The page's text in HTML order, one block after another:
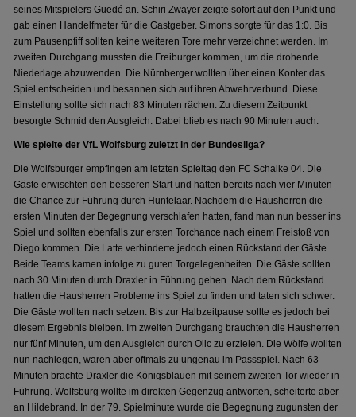
seines Mitspielers Guedé an. Schiri Zwayer zeigte sofort auf den Punkt und
gab einen Handelfmeter für die Gastgeber. Simons sorgte für das 1:0. Bis
zum Pausenpfiff sollten keine weiteren Tore mehr verzeichnet werden. Im
zweiten Durchgang mussten die Freiburger kommen, um die drohende
Niederlage abzuwenden. Die Nürnberger wollten über einen Konter das
Spiel entscheiden und besannen sich auf ihren Abwehrverbund. Diese
Einstellung sollte sich nach 83 Minuten rächen. Zu diesem Zeitpunkt
besorgte Schmid den Ausgleich. Dabei blieb es nach 90 Minuten auch.
Wie spielte der VfL Wolfsburg zuletzt in der Bundesliga?
Die Wolfsburger empfingen am letzten Spieltag den FC Schalke 04. Die
Gäste erwischten den besseren Start und hatten bereits nach vier Minuten
die Chance zur Führung durch Huntelaar. Nachdem die Hausherren die
ersten Minuten der Begegnung verschlafen hatten, fand man nun besser ins
Spiel und sollten ebenfalls zur ersten Torchance nach einem Freistoß von
Diego kommen. Die Latte verhinderte jedoch einen Rückstand der Gäste.
Beide Teams kamen infolge zu guten Torgelegenheiten. Die Gäste sollten
nach 30 Minuten durch Draxler in Führung gehen. Nach dem Rückstand
hatten die Hausherren Probleme ins Spiel zu finden und taten sich schwer.
Die Gäste wollten nach setzen. Bis zur Halbzeitpause sollte es jedoch bei
diesem Ergebnis bleiben. Im zweiten Durchgang brauchten die Hausherren
nur fünf Minuten, um den Ausgleich durch Olic zu erzielen. Die Wölfe wollten
nun nachlegen, waren aber oftmals zu ungenau im Passspiel. Nach 63
Minuten brachte Draxler die Königsblauen mit seinem zweiten Tor wieder in
Führung. Wolfsburg wollte im direkten Gegenzug antworten, scheiterte aber
an Hildebrand. In der 79. Spielminute wurde die Begegnung zugunsten der